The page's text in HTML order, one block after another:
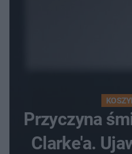
Przyczyna
Clarke'a.